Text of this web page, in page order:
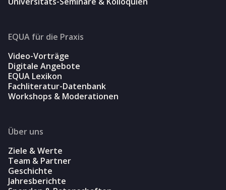
EQUA für die Praxis
Video-Vorträge
Digitale Angebote
EQUA Lexikon
Fachliteratur-Datenbank
Workshops & Moderationen
Über uns
Ziele & Werte
Team & Partner
Geschichte
Jahresberichte